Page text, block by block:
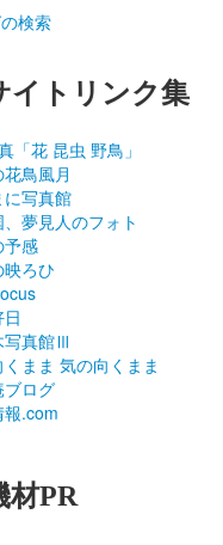
検索
イトリンク集
「花 昆虫 野鳥」
鳥風月
写真館
夢見人のフォト
予感
ろひ
写真館Ⅲ
くまま 気の向くまま
ログ
報.com
材PR